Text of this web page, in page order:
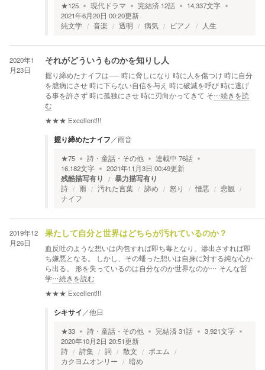
★125 現代ドラマ 完結済 12話 14,337文字
2021年6月20日 00:20更新
純文学
音楽 透明 病気 ピアノ 人生
2020年1
月23日
それがどういうものかを知りし人
握り締めたナイフは── 時に脅しになり 時に人を傷つけ 時に自分
を臆病にさせ 時に下らない自信を与え 時に破滅を呼び 時に逃げ
る事を許さず 時に孤独にさせ 時に刃向かってきて そ…続きを読
む
★★★ Excellent!!!
握り締めたナイフ ／雨音
★75 詩・童話・その他 連載中 76話
16,182文字 2021年11月3日 00:49更新
残酷描写有り 暴力描写有り
詩 雨 汚れた言葉 諦め 怒り 憎悪
悲観
ナイフ
2019年12
月26日
果たして自分と世界はどちらが汚れているのか？
血反吐のような想いは内包すれば即ち毒となり、滲出さすれば即
ち嫌悪となる。 しかし、その蟠った想いは自身に対する純な心か
ら出る。 形を失っているのは自分なのか世界なのか… そんな哲
学…続きを読む
★★★ Excellent!!!
シキサイ ／他日
★33 詩・童話・その他 完結済31話 3,921文字
2020年10月2日 20:51更新
詩
詩集 詞 散文
ポエム
カクヨムオンリー
暗め